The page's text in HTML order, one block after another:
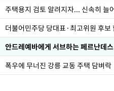
안드레예바에게 서브하는 페르난데스
폭우에 무너진 강릉 교동 주택 담벼락